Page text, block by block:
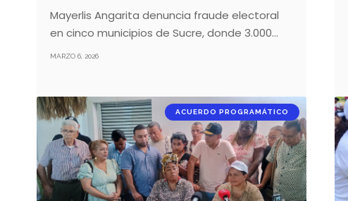
Mayerlis Angarita denuncia fraude electoral
en cinco municipios de Sucre, donde 3.000…
MARZO 6, 2026
ACUERDO PROGRAMÁTICO